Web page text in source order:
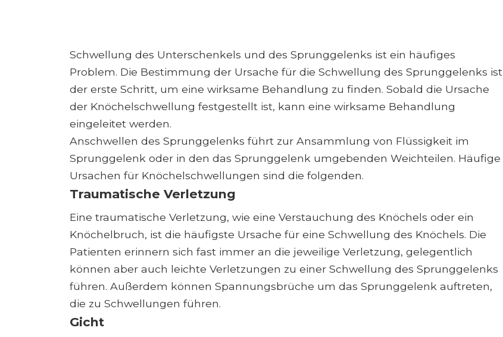
Schwellung des Unterschenkels und des Sprunggelenks ist ein häufiges
Problem. Die Bestimmung der Ursache für die Schwellung des Sprunggelenks ist
der erste Schritt, um eine wirksame Behandlung zu finden. Sobald die Ursache
der Knöchelschwellung festgestellt ist, kann eine wirksame Behandlung
eingeleitet werden.
Anschwellen des Sprunggelenks führt zur Ansammlung von Flüssigkeit im
Sprunggelenk oder in den das Sprunggelenk umgebenden Weichteilen. Häufige
Ursachen für Knöchelschwellungen sind die folgenden.
Traumatische Verletzung
Eine traumatische Verletzung, wie eine Verstauchung des Knöchels oder ein
Knöchelbruch, ist die häufigste Ursache für eine Schwellung des Knöchels. Die
Patienten erinnern sich fast immer an die jeweilige Verletzung, gelegentlich
können aber auch leichte Verletzungen zu einer Schwellung des Sprunggelenks
führen. Außerdem können Spannungsbrüche um das Sprunggelenk auftreten,
die zu Schwellungen führen.
Gicht